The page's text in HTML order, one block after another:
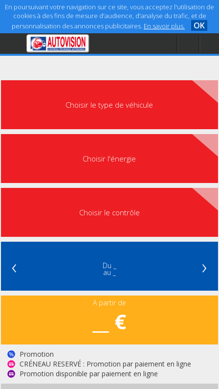
En poursuivant votre navigation sur ce site, vous acceptez l'utilisation de
cookies à des fins de mesure d'audience, d'analyse du trafic, et de
personnalisation des annonces publicitaires. En savoir plus. OK
Accueil
Aide
Choisir le type de véhicule
Choisir l'énergie
Choisir le contrôle
‹ Du _
au _ ›
A partir de
__ €
Promotion
CRÉNEAU RESERVÉ : Promotion par paiement en ligne
Promotion disponible par paiement en ligne